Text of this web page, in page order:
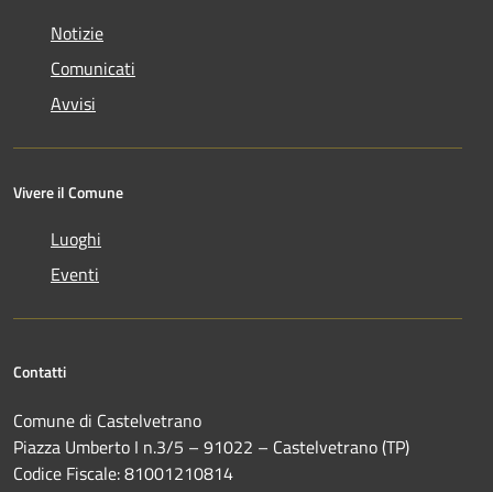
Notizie
Comunicati
Avvisi
Vivere il Comune
Luoghi
Eventi
Contatti
Comune di Castelvetrano
Piazza Umberto I n.3/5 – 91022 – Castelvetrano (TP)
Codice Fiscale: 81001210814